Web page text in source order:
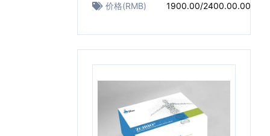
价格(RMB)
1900.00/2400.00.00